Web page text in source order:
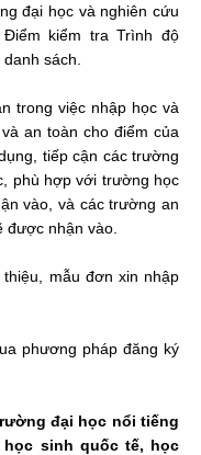
đại học và nghiên cứu
kiểm tra Trình độ
sách.
trong việc nhập học và
an toàn cho điểm của
tiếp cận các trường
phù hợp với trường học
vào, và các trường an
được nhận vào.
mẫu đơn xin nhập
phương pháp đăng ký
đại học nổi tiếng
sinh quốc tế, học